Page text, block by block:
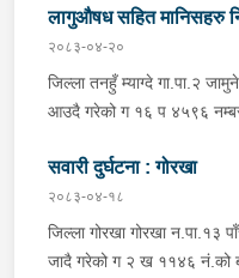
लागुऔषध सहित मानिसहरु
२०८३-०४-२०
जिल्ला तनहुँ म्याग्दे गा.पा.२ जामुने
आउदै गरेको ग १६ प ४५९६
ऐ.५ बस्ने बर्ष ३४ को नरजंग राना
अबस्थामा थर्पुबाट खटिएको
क्रममा निज अमन पौडेलको
प्रतिबन्धित लागुऔषध फेनारागन
सवारी दुर्घटना : गोरखा
२०८३-०४-१८
जिल्ला गोरखा गोरखा न.पा.१३
जादै गरेको ग २ ख ११४६ नं.को बस